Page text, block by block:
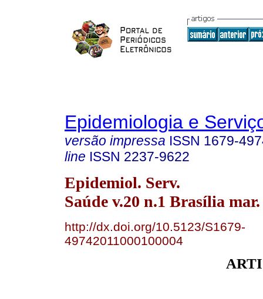
Epidemiologia e
versão impressa ISSN 1679-
line ISSN 2237-9622
Epidemiol. Serv.
Saúde v.20 n.1 Brasília mar.
http://dx.doi.org/10.5123/S1679-
49742011000100004